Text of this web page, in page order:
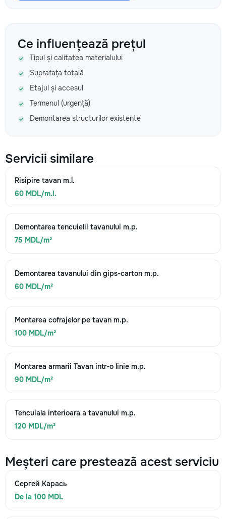
Ce influențează prețul
Tipul și calitatea materialului
Suprafața totală
Etajul și accesul
Termenul (urgență)
Demontarea structurilor existente
Servicii similare
Risipire tavan m.l.
60 MDL/m.l.
Demontarea tencuielii tavanului m.p.
75 MDL/m²
Demontarea tavanului din gips-carton m.p.
60 MDL/m²
Montarea cofrajelor pe tavan m.p.
100 MDL/m²
Montarea armarii Tavan intr-o linie m.p.
90 MDL/m²
Tencuiala interioara a tavanului m.p.
120 MDL/m²
Meșteri care prestează acest serviciu
Сергей Карась
De la 100 MDL